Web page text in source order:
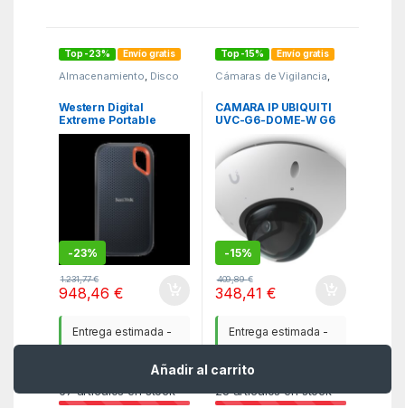
Añadir al carrito
Top -23% Envío gratis
Almacenamiento Disco
,
Western Digital
Extreme Portable
4000 GB Azul
-23%
1.231,77€
948,46€
Entrega estimada -
67artículos en stock
Top -15% Envío gratis
Cámaras de Vigilancia
Smarthome y
CAMARA IP UBIQUITI
UVC-G6-DOME-W G6
-15%
409,89€
348,41€
Entrega estimada -
25artículos en stock